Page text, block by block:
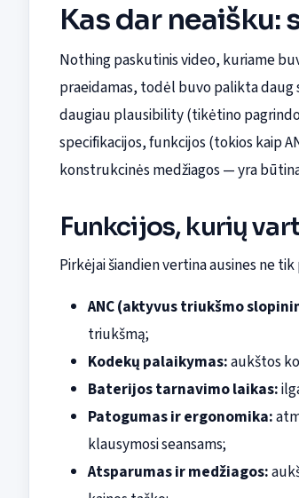
Kas dar
Nothing paskutinis video, kuriame
praeidamas, todėl buvo palikta daug
daugiau plausibility (tikėtino
specifikacijos, funkcijos (tokios kaip
konstrukcinės medžiagos — yra
Funkcijos, kurių
Pirkėjai šiandien vertina ausines ne
ANC (aktyvus triukšmo
triukšmą;
Kodekų palaikymas:aukštos
Baterijos tarnavimo laikas:
Patogumas ir ergonomika:
klausymosi seansams;
Atsparumas ir medžiagos: